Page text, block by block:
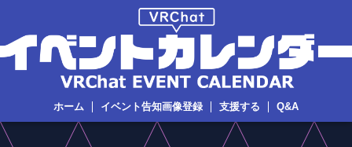
ホーム イベント告知画像登録 支援する Q&A